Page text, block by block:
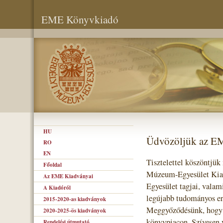
EME Könyvkiadó
HU
RO
EN
Főoldal
Az EME Kiadványai
A Kiadóról
2015-2020-as kiadványok
2020-2025-ös kiadványok
Üdvözöljük az
Tisztelettel köszöntjük
Múzeum-Egyesület
Egyesület tagjai,
legújabb tudományos
Meggyőződésünk,